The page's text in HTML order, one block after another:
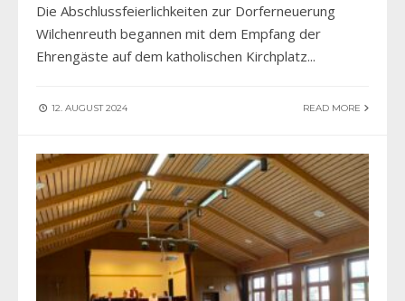
Die Abschlussfeierlichkeiten zur Dorferneuerung
Wilchenreuth begannen mit dem Empfang der
Ehrengäste auf dem katholischen Kirchplatz...
12. AUGUST 2024 READ MORE